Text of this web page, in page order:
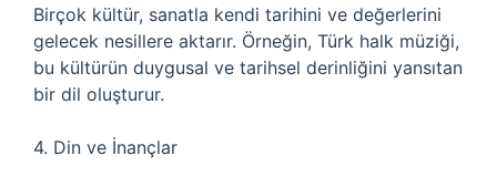
Birçok kültür, sanatla kendi tarihini ve değerlerini
gelecek nesillere aktarır. Örneğin, Türk halk müziği,
bu kültürün duygusal ve tarihsel derinliğini yansıtan
bir dil oluşturur.
4. Din ve İnançlar